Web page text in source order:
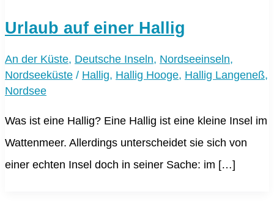
Urlaub auf einer Hallig
An der Küste, Deutsche Inseln, Nordseeinseln,
Nordseeküste / Hallig, Hallig Hooge, Hallig Langeneß,
Nordsee
Was ist eine Hallig? Eine Hallig ist eine kleine Insel im
Wattenmeer. Allerdings unterscheidet sie sich von
einer echten Insel doch in seiner Sache: im […]